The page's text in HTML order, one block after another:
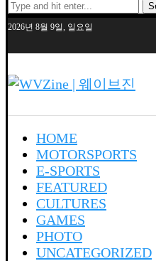
2026년 8월 9일, 일요일
HOME
MOTORSPORTS
E-SPORTS
FEATURED
CULTURES
GAMES
PHOTO
UNCATEGORIZED